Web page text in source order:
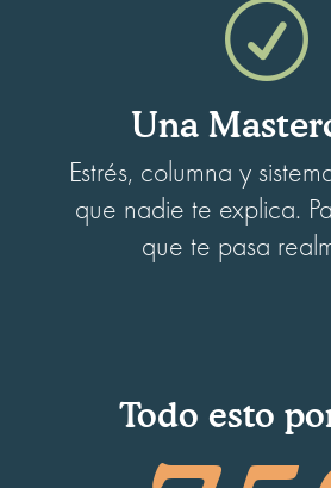
R
Una
Estrés, columna y
que nadie te explica.
que te pasa
Todo esto